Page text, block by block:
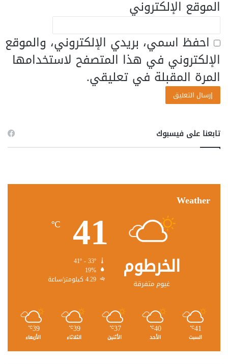
الموقع الإلكتروني
احفظ اسمي، بريدي الإلكتروني، والموقع
الإلكتروني في هذا المتصفح لاستخدامها
المرة المقبلة في تعليقي.
تابعنا على فيسبوك
Weather
الخرطوم
غيوم متفرقة
41
℃
19%
4.29 كيلومتر/ساعة
41
℃
السبت
40
℃
الأحد
37
℃
الأثنين
39
℃
الثلاثاء
39
℃
الأربعاء